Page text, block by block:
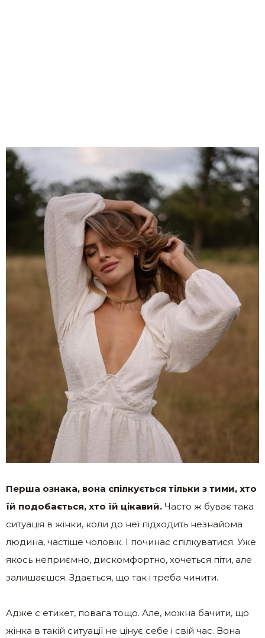
Перша ознака, вона спілкується тільки з тими, хто
їй подобається, хто їй цікавий. Часто ж буває така
ситуація в жінки, коли до неї підходить незнайома
людина, частіше чоловік. І починає спілкуватися. Уже
якось неприємно, дискомфортно, хочеться піти, але
залишаєшся. Здається, що так і треба чинити.
Адже є етикет, повага тощо. Але, можна бачити, що
жінка в такій ситуації не цінує себе і свій час. Вона